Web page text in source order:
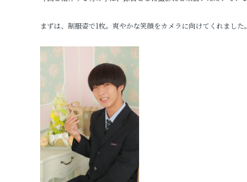
プロフィールフォト
証明写真
まずは、制服姿で1枚。爽やかな笑顔をカメラに向けてくれました。